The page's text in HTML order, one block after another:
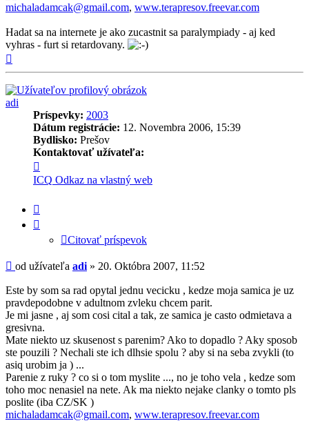
michaladamcak@gmail.com, www.terapresov.freevar.com
Hadat sa na internete je ako zucastnit sa paralympiady - aj ked
vyhras - furt si retardovany.
adi
Príspevky: 2003
Dátum registrácie: 12. Novembra 2006, 15:39
Bydlisko: Prešov
Kontaktovať užívateľa:
informácie
užívateľa
adi
ICQ Odkaz na vlastný web
Citovať príspevok
Príspevok
od užívateľa adi » 20. Októbra 2007, 11:52
Este by som sa rad opytal jednu vecicku , kedze moja samica je uz
pravdepodobne v adultnom zvleku chcem parit.
Je mi jasne , aj som cosi cital a tak, ze samica je casto odmietava a
gresivna.
Mate niekto uz skusenost s parenim? Ako to dopadlo ? Aky sposob
ste pouzili ? Nechali ste ich dlhsie spolu ? aby si na seba zvykli (to
asiq urobim ja ) ...
Parenie z ruky ? co si o tom myslite ..., no je toho vela , kedze som
toho moc nenasiel na nete. Ak ma niekto nejake clanky o tomto pls
poslite (iba CZ/SK )
michaladamcak@gmail.com, www.terapresov.freevar.com